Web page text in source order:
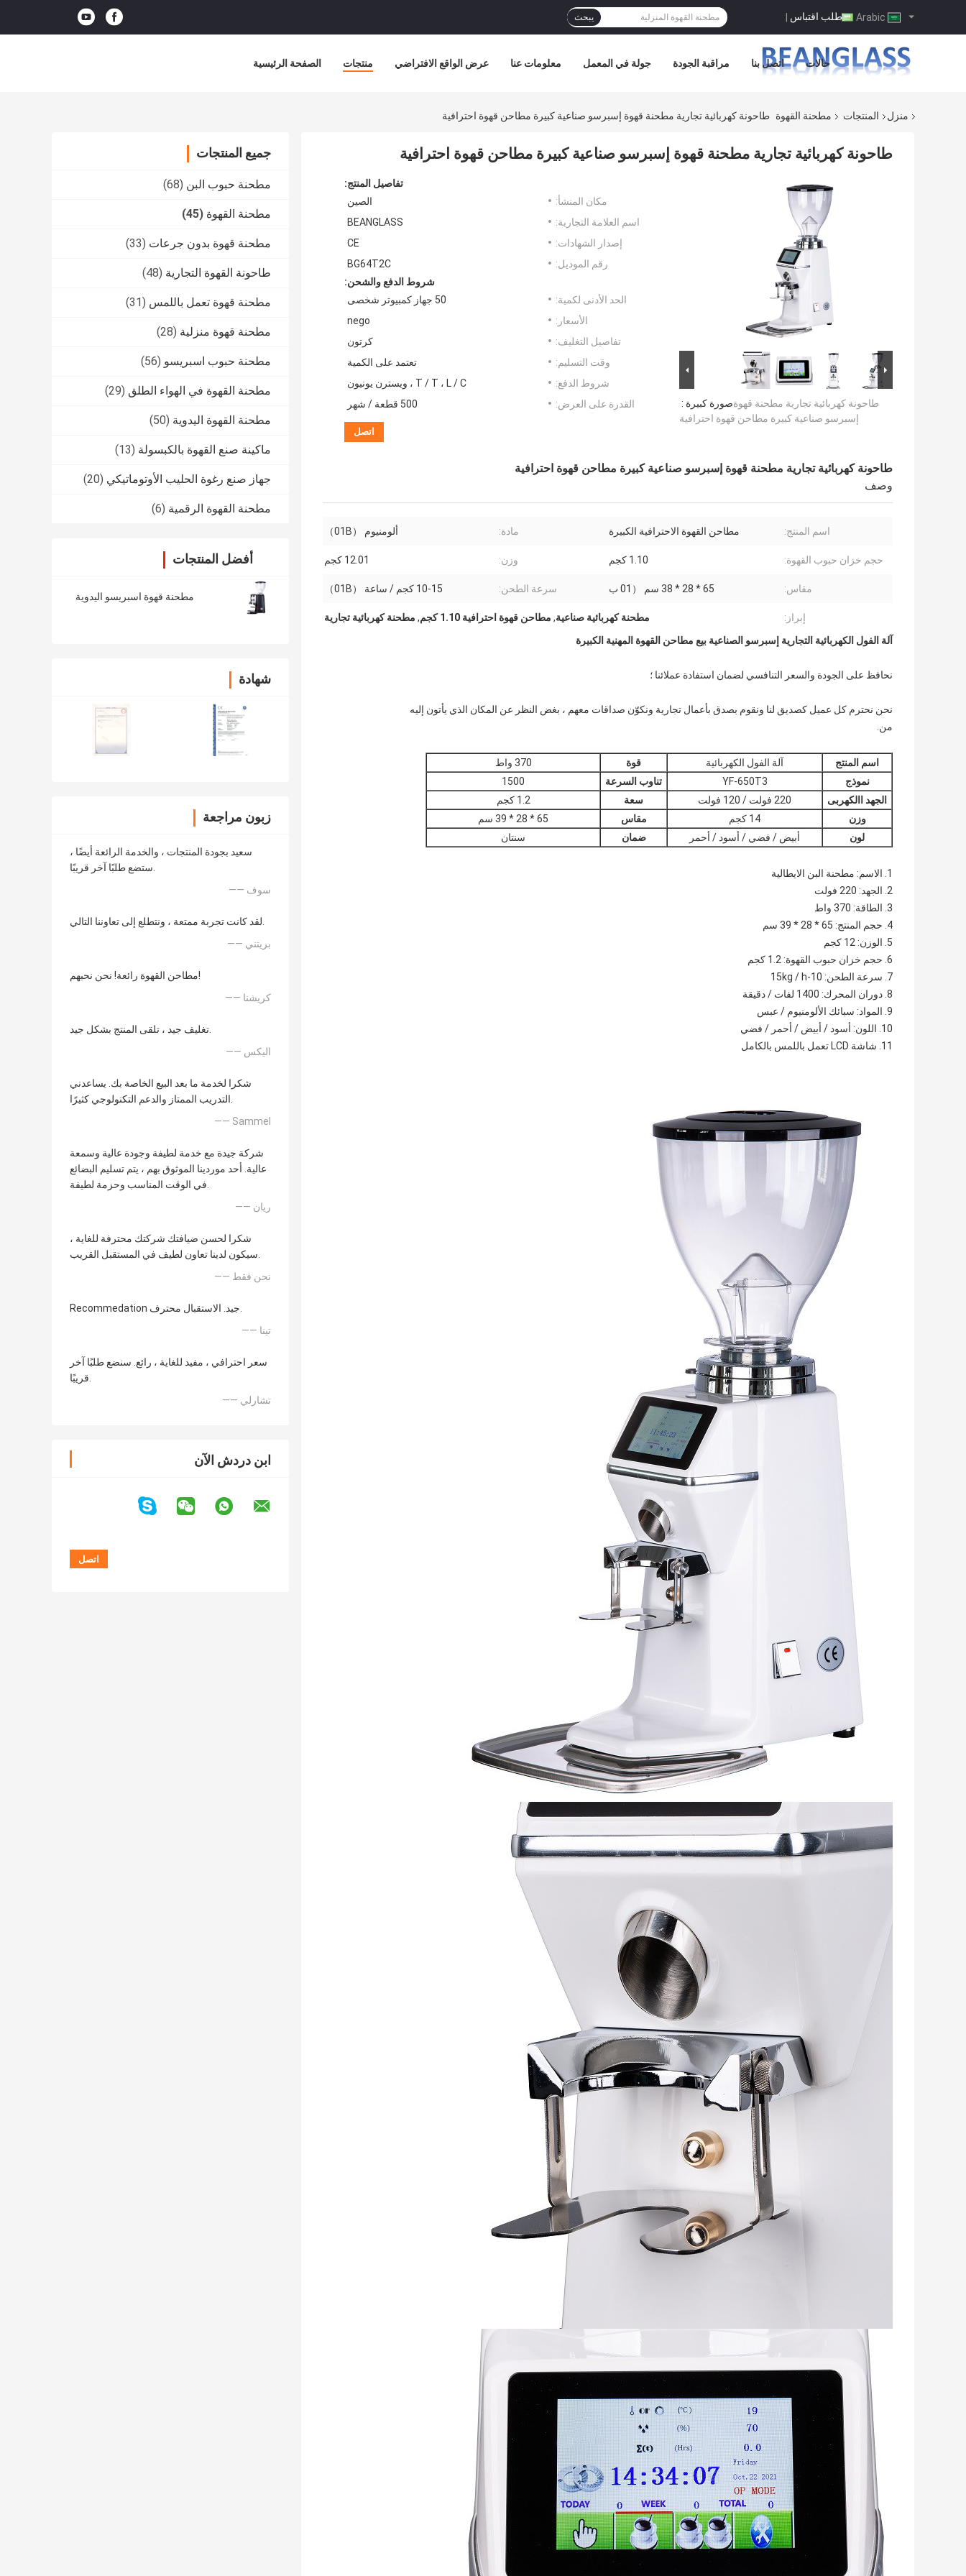
طلب اقتباس | يبحث
الصفحة الرئيسية منتجات عرض الواقع الافتراضي معلومات عنا جولة في المعمل مراقبة الجودة اتصل بنا حالات
منزل المنتجات مطحنة القهوة طاحونة كهربائية تجارية مطحنة قهوة إسبرسو صناعية كبيرة مطاحن قهوة احترافية
جميع المنتجات
مطحنة حبوب البن (68)
مطحنة القهوة (45)
مطحنة قهوة بدون جرعات (33)
طاحونة القهوة التجارية (48)
مطحنة قهوة تعمل باللمس (31)
مطحنة قهوة منزلية (28)
مطحنة حبوب اسبريسو (56)
مطحنة القهوة في الهواء الطلق (29)
مطحنة القهوة اليدوية (50)
ماكينة صنع القهوة بالكبسولة (13)
جهاز صنع رغوة الحليب الأوتوماتيكي (20)
مطحنة القهوة الرقمية (6)
أفضل المنتجات
مطحنة قهوة اسبريسو اليدوية
شهادة
زبون مراجعة
سعيد بجودة المنتجات ، والخدمة الرائعة أيضًا ،
ستضع طلبًا آخر قريبًا.
—— سوف
لقد كانت تجربة ممتعة ، ونتطلع إلى تعاوننا التالي.
—— بريتني
مطاحن القهوة رائعة! نحن نحبهم!
—— كريشنا
تغليف جيد ، تلقى المنتج بشكل جيد.
—— اليكس
شكرا لخدمة ما بعد البيع الخاصة بك. يساعدني
التدريب الممتاز والدعم التكنولوجي كثيرًا.
—— Sammel
شركة جيدة مع خدمة لطيفة وجودة عالية وسمعة
عالية. أحد موردينا الموثوق بهم ، يتم تسليم البضائع
في الوقت المناسب وحزمة لطيفة.
—— ريان
شكرا لحسن ضيافتك شركتك محترفة للغاية ،
سيكون لدينا تعاون لطيف في المستقبل القريب.
—— نحن فقط
Recommedation جيد. الاستقبال محترف.
—— تينا
سعر احترافي ، مفيد للغاية ، رائع. سنضع طلبًا آخر
قريبًا.
—— تشارلي
ابن دردش الآن
طاحونة كهربائية تجارية مطحنة قهوة إسبرسو صناعية كبيرة مطاحن قهوة احترافية
صورة كبيرة :طاحونة كهربائية تجارية مطحنة قهوة
إسبرسو صناعية كبيرة مطاحن قهوة احترافية
تفاصيل المنتج:
مكان المنشأ:
الصين
اسم العلامة التجارية:
BEANGLASS
إصدار الشهادات:
CE
رقم الموديل:
BG64T2C
شروط الدفع والشحن:
الحد الأدنى لكمية:
50 جهاز كمبيوتر شخصى
الأسعار:
nego
تفاصيل التغليف:
كرتون
وقت التسليم:
تعتمد على الكمية
شروط الدفع:
T / T ، L / C ، ويسترن يونيون
القدرة على العرض:
500 قطعة / شهر
اتصل
طاحونة كهربائية تجارية مطحنة قهوة إسبرسو صناعية كبيرة مطاحن قهوة احترافية
وصف
اسم المنتج: مطاحن القهوة الاحترافية الكبيرة مادة: ألومنيوم （01B）
حجم خزان حبوب القهوة: 1.10 كجم وزن: 12.01 كجم
مقاس: 65 * 28 * 38 سم （01 ب سرعة الطحن: 10-15 كجم / ساعة （01B）
إبراز: مطحنة كهربائية صناعية, مطاحن قهوة احترافية 1.10 كجم , مطحنة كهربائية تجارية
آلة الفول الكهربائية التجارية إسبرسو الصناعية بيع مطاحن القهوة المهنية الكبيرة
نحافظ على الجودة والسعر التنافسي لضمان استفادة عملائنا ؛
نحن نحترم كل عميل كصديق لنا ونقوم بصدق بأعمال تجارية ونكوّن صداقات معهم ، بغض النظر عن المكان الذي يأتون إليه
من.
اسم المنتج آلة الفول الكهربائية قوة
370 واط
نموذج
YF-650T3 تناوب السرعة
1500
الجهد االكهربى
220 فولت / 120 فولت سعة
1.2 كجم
وزن
14 كجم مقاس
65 * 28 * 39 سم
لون
أبيض / فضي / أسود / أحمر ضمان سنتان
1. الاسم: مطحنة البن الايطالية
2. الجهد: 220 فولت
3. الطاقة: 370 واط
4. حجم المنتج: 65 * 28 * 39 سم
5. الوزن: 12 كجم
6. حجم خزان حبوب القهوة: 1.2 كجم
7. سرعة الطحن: 10-15kg / h
8. دوران المحرك: 1400 لفات / دقيقة
9. المواد: سبائك الألومنيوم / عبس
10. اللون: أسود / أبيض / أحمر / فضي
11. شاشة LCD تعمل باللمس بالكامل